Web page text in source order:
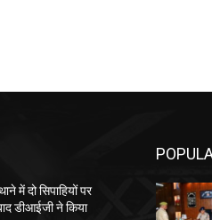
में दो सिपाहियों पर
डीआईजी ने किया